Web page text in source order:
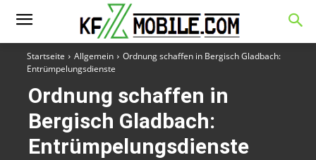
Startseite Allgemein
Ordnung schaffen in Bergisch Gladbach:
Entrümpelungsdienste
Ordnung schaffen in
Bergisch Gladbach:
Entrümpelungsdienste